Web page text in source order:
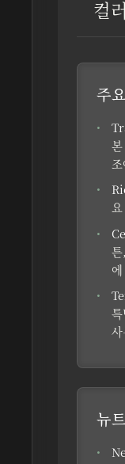
컬
주
뉴